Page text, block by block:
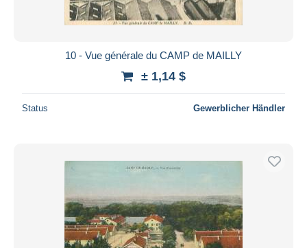
10 - Vue générale du CAMP de MAILLY
± 1,14 $
Status Gewerblicher Händler